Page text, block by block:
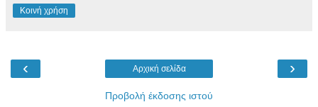
Κοινή χρήση
‹ ›
Αρχική σελίδα
Προβολή έκδοσης ιστού